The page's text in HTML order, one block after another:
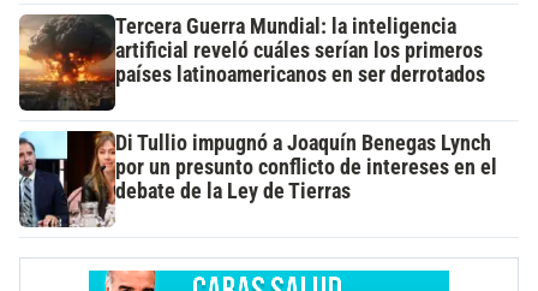
Tercera Guerra Mundial: la inteligencia
artificial reveló cuáles serían los primeros
países latinoamericanos en ser derrotados
Di Tullio impugnó a Joaquín Benegas Lynch
por un presunto conflicto de intereses en el
debate de la Ley de Tierras